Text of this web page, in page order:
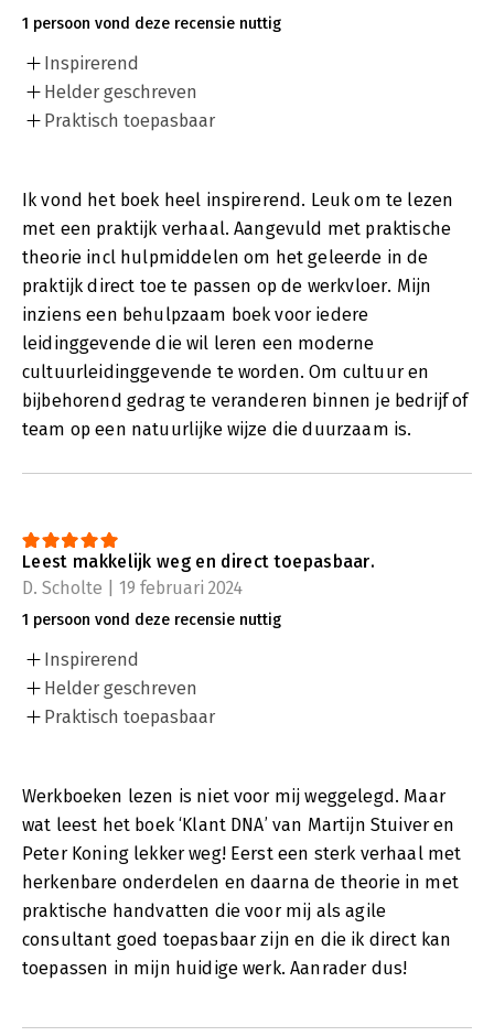
1 persoon vond deze recensie nuttig
Inspirerend
Helder geschreven
Praktisch toepasbaar
Ik vond het boek heel inspirerend. Leuk om te lezen
met een praktijk verhaal. Aangevuld met praktische
theorie incl hulpmiddelen om het geleerde in de
praktijk direct toe te passen op de werkvloer. Mijn
inziens een behulpzaam boek voor iedere
leidinggevende die wil leren een moderne
cultuurleidinggevende te worden. Om cultuur en
bijbehorend gedrag te veranderen binnen je bedrijf of
team op een natuurlijke wijze die duurzaam is.
Leest makkelijk weg en direct toepasbaar.
D. Scholte | 19 februari 2024
1 persoon vond deze recensie nuttig
Inspirerend
Helder geschreven
Praktisch toepasbaar
Werkboeken lezen is niet voor mij weggelegd. Maar
wat leest het boek ‘Klant DNA’ van Martijn Stuiver en
Peter Koning lekker weg! Eerst een sterk verhaal met
herkenbare onderdelen en daarna de theorie in met
praktische handvatten die voor mij als agile
consultant goed toepasbaar zijn en die ik direct kan
toepassen in mijn huidige werk. Aanrader dus!